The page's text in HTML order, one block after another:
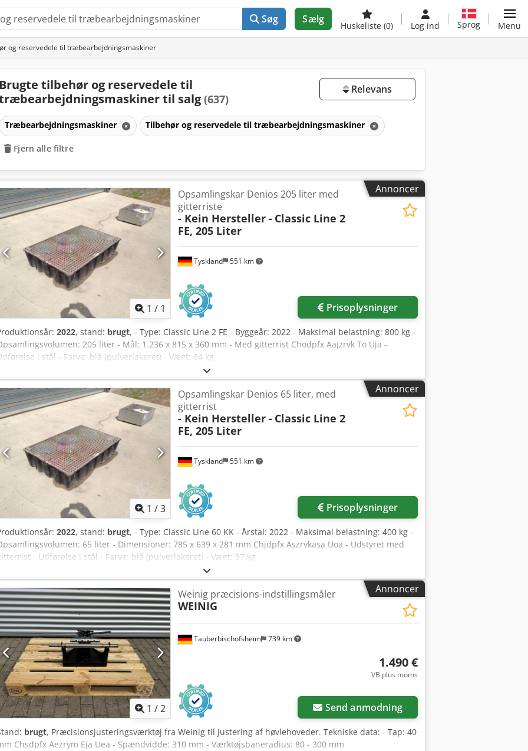
Søg Sælg
Huskeliste (0) Log ind Sprog Menu
og reservedele til træbearbejdningsmaskiner
Brugte tilbehør og reservedele til
til salg (637)
Relevans
Træbearbejdningsmaskiner Tilbehør og reservedele til træbearbejdningsmaskiner
Fjern alle filtre
Annoncer
1 / 1
Tyskland 551 km
Opsamlingskar Denios 205 liter med
gitterriste
- Kein Hersteller - Classic Line 2
FE, 205 Liter
Prisoplysninger
2022, stand: brugt, - Type: Classic Line 2 FE - Byggeår: 2022 - Maksimal belastning: 800 kg -
205 liter - Mål: 1.236 x 815 x 360 mm - Med gitterrist Chodpfx Aajzrvk To Uja -
i stål - Farve: blå (pulverlakeret) - Vægt: 64 kg
Annoncer
1 /3
Tyskland 551 km
Opsamlingskar Denios 65 liter, med
gitterrist
- Kein Hersteller - Classic Line 2
FE, 205 Liter
Prisoplysninger
2022, stand: brugt, - Type: Classic Line 60 KK - Årstal: 2022 - Maksimal belastning: 400 kg -
65 liter - Dimensioner: 785 x 639 x 281 mm Chjdpfx Aszrvkasa Uoa - Udstyret med
- Udførelse i stål - Farve: blå (pulverlakeret) - Vægt: 37 kg
Annoncer
Anmod om flere
1 /2
Tauberbischofsheim 739 km
Weinig præcisions-indstillingsmåler
WEINIG
1.490 €
VB plus moms
Send anmodning
brugt, Præcisionsjusteringsværktøj fra Weinig til justering af høvlehoveder. Tekniske data: - Tap: 40
Chsdpfx Aezrym Eja Uea - Spændvidde: 310 mm - Værktøjsbaneradius: 80 - 300 mm